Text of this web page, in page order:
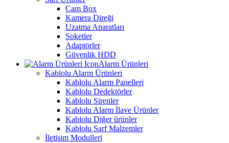
Cam Box
Kamera Direği
Uzatma Aparatları
Soketler
Adaptörler
Güvenlik HDD
Alarm Ürünleri
Kablolu Alarm Ürünleri
Kablolu Alarm Panelleri
Kablolu Dedektörler
Kablolu Sirenler
Kablolu Alarm İlave Ürünler
Kablolu Diğer ürünler
Kablolu Sarf Malzemler
İletişim Modulleri